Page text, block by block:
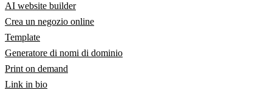
AI website builder
Crea un negozio online
Template
Generatore di nomi di dominio
Print on demand
Link in bio